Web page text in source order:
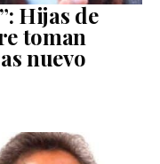
Hijas de
toman
nuevo